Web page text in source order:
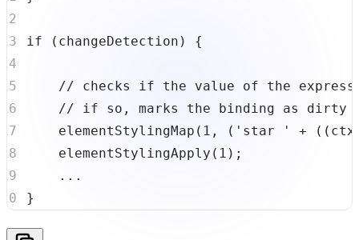
if ( changeDetection ) {
// checks if the value of the
// if so, marks the binding as dirty
elementStylingMap ( 1 , ( 'star ' + ( ( ctx
elementStylingApply ( 1 ) ;
...
}